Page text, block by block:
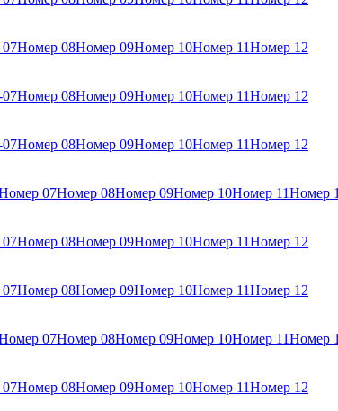
Номер 08Номер 09Номер 10Номер 11Номер 12
Номер 08Номер 09Номер 10Номер 11Номер 12
Номер 08Номер 09Номер 10Номер 11Номер 12
07Номер 08Номер 09Номер 10Номер 11Номер
Номер 08Номер 09Номер 10Номер 11Номер 12
Номер 08Номер 09Номер 10Номер 11Номер 12
07Номер 08Номер 09Номер 10Номер 11Номер
Номер 08Номер 09Номер 10Номер 11Номер 12